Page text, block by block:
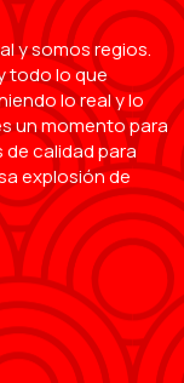
y somos regios.
todo lo que
lo real y lo
un momento para
calidad para
explosión de